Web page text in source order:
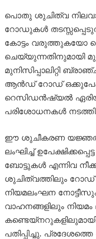
പൊതു ശുചിത്വ
റോഡുകൾ
കോട്ടം വരുത്തുകയോ
ചെയ്യുന്നതിനുമായി
മുനിസിപ്പാലിറ്റി
ആൻഡ് റോഡ്
റെസിഡൻഷ്യൽ
പരിശോധനകൾ
ഈ ശുചീകരണ
ലംഘിച്ച്
ബോട്ടുകൾ എന്നിവ
ശുചിത്വത്തിലും റോഡ്
നിയമലംഘന
വാഹനങ്ങളിലും
കണ്ടെയ്‌നറുകളിലുമായി
പതിപ്പിച്ചു.